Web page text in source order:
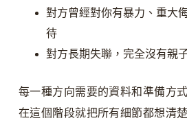
對方曾經對你有暴力、重大
待
對方長期失聯，完全沒有親
每一種方向需要的資料和準備方
在這個階段就把所有細節都想清